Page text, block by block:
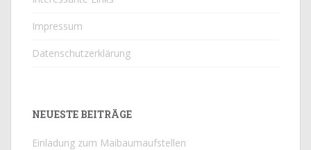
Impressum
Datenschutzerklärung
NEUESTE BEITRÄGE
Einladung zum Maibaumaufstellen